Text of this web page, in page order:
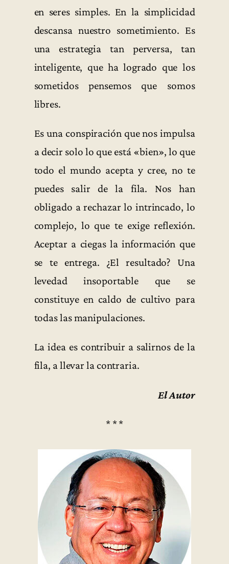
en seres simples. En la simplicidad
descansa nuestro sometimiento. Es
una estrategia tan perversa, tan
inteligente, que ha logrado que los
sometidos pensemos que somos
libres.
Es una conspiración que nos impulsa
a decir solo lo que está «bien», lo que
todo el mundo acepta y cree, no te
puedes salir de la fila. Nos han
obligado a rechazar lo intrincado, lo
complejo, lo que te exige reflexión.
Aceptar a ciegas la información que
se te entrega. ¿El resultado? Una
levedad insoportable que se
constituye en caldo de cultivo para
todas las manipulaciones.
La idea es contribuir a salirnos de la
fila, a llevar la contraria.
El Autor
* * *